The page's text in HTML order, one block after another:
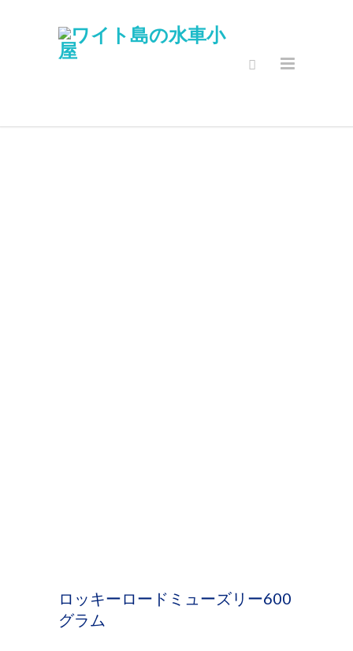
ロッキーロードミューズリー600
グラム